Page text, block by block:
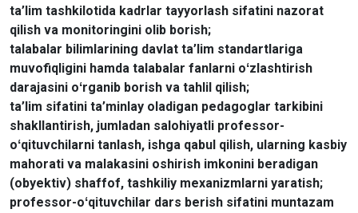
ta’lim tashkilotida kadrlar tayyorlash sifatini nazorat
qilish va monitoringini olib borish;
talabalar bilimlarining davlat ta’lim standartlariga
muvofiqligini hamda talabalar fanlarni oʻzlashtirish
darajasini oʻrganib borish va tahlil qilish;
ta’lim sifatini ta’minlay oladigan pedagoglar tarkibini
shakllantirish, jumladan salohiyatli professor-
oʻqituvchilarni tanlash, ishga qabul qilish, ularning kasbiy
mahorati va malakasini oshirish imkonini beradigan
(obyektiv) shaffof, tashkiliy mexanizmlarni yaratish;
professor-oʻqituvchilar dars berish sifatini muntazam